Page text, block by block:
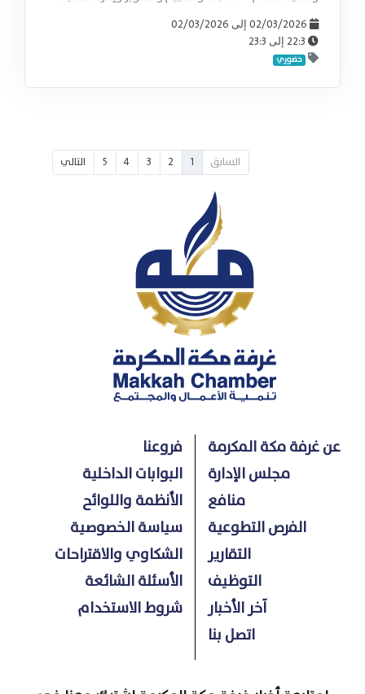
02/03/2026
إلى 02/03/2026
22:3
إلى 23:3
حضوري
السابق 1
2
3
4
5 التالي
عن غرفة مكة المكرمة
مجلس الإدارة
منافع
الفرص التطوعية
التقارير
التوظيف
آخر الأخبار
اتصل بنا
فروعنا
البوابات الداخلية
الأنظمة واللوائح
سياسة الخصوصية
الشكاوي والاقتراحات
الأسئلة الشائعة
شروط الاستخدام